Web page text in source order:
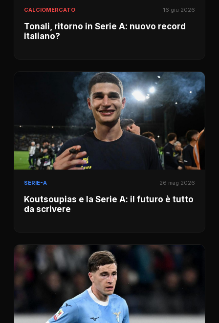
CALCIOMERCATO 16 giu 2026
Tonali, ritorno in Serie A: nuovo record
italiano?
SERIE-A 26 mag 2026
Koutsoupias e la Serie A: il futuro è tutto
da scrivere